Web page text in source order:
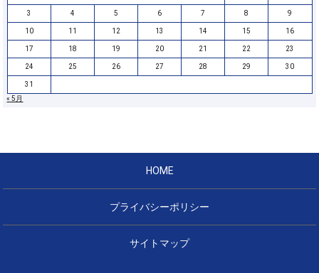
3 4 5 6 7 8 9
10 11 12 13 14 15 16
17 18 19 20 21 22 23
24 25 26 27 28 29 30
31
« 5月
HOME
プライバシーポリシー
サイトマップ